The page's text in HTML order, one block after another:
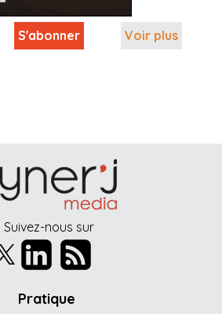
S'abonner Voir plus
Suivez-nous sur
Pratique